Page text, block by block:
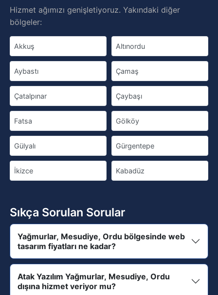
Hizmet ağımızı genişletiyoruz. Yakındaki diğer
bölgeler:
Akkuş Altınordu
Aybastı Çamaş
Çatalpınar Çaybaşı
Fatsa Gölköy
Gülyalı Gürgentepe
İkizce Kabadüz
Sıkça Sorulan Sorular
Yağmurlar, Mesudiye, Ordu bölgesinde web
tasarım fiyatları ne kadar?
Atak Yazılım Yağmurlar, Mesudiye, Ordu
dışına hizmet veriyor mu?